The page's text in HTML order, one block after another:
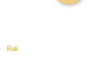
Rok